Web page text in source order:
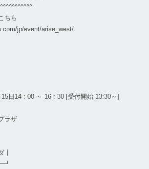
ちら
jp/event/arise_west/
日14 : 00 ～ 16 : 30 [受付開始 13:30～]
ラザ
┃